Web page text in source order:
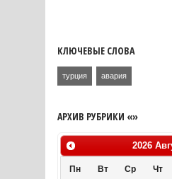
КЛЮЧЕВЫЕ СЛОВА
турция авария
АРХИВ РУБРИКИ «»
2026
Пн Вт Ср Чт